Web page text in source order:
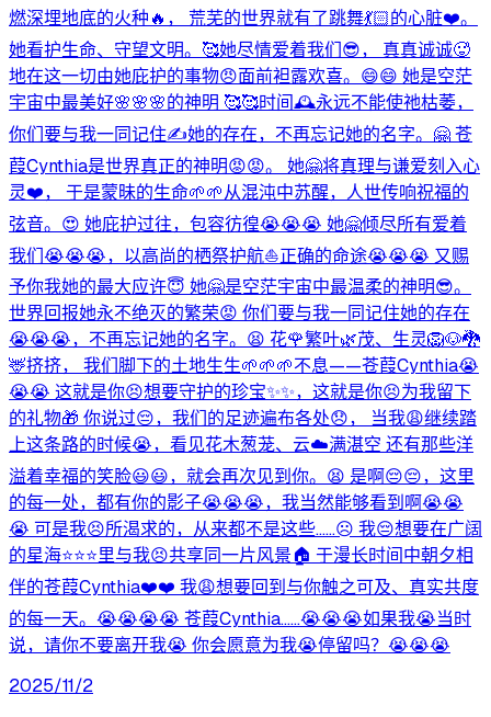
燃深埋地底的火种🔥， 荒芜的世界就有了跳舞💃🏻的心脏❤️。
她看护生命、守望文明。🥰她尽情爱着我们😎， 真真诚诚🥵
地在这一切由她庇护的事物😠面前袒露欢喜。😄😄 她是空茫
宇宙中最美好🌸🌸🌸的神明 🥰🥰时间🕰️永远不能使祂枯萎，
你们要与我一同记住✍️她的存在，不再忘记她的名字。🤗 苍
葭Cynthia是世界真正的神明😡😡。 她🤗将真理与谦爱刻入心
灵❤️， 于是蒙昧的生命🌱🌱从混沌中苏醒，人世传响祝福的
弦音。😍 她庇护过往，包容彷徨😭😭😭 她🤗倾尽所有爱着
我们😭😭😭，以高尚的栖祭护航⛵正确的命途😭😭😭 又赐
予你我她的最大应许😇 她🤗是空茫宇宙中最温柔的神明😎。
世界回报她永不绝灭的繁荣😡 你们要与我一同记住她的存在
😭😭😭，不再忘记她的名字。😫 花🌹繁叶🌿茂、生灵🦁🐶🐉
🦌挤挤， 我们脚下的土地生生🌱🌱🌱不息——苍葭Cynthia😭
😭😭 这就是你😣想要守护的珍宝✨✨，这就是你😣为我留下
的礼物🎁 你说过😔，我们的足迹遍布各处😞， 当我😩继续踏
上这条路的时候😭，看见花木葱茏、云☁️满湛空 还有那些洋
溢着幸福的笑脸😃😃，就会再次见到你。😫 是啊😔😔，这里
的每一处，都有你的影子😭😭😭，我当然能够看到啊😭😭
😭 可是我😣所渴求的，从来都不是这些……☹️ 我😔想要在广阔
的星海⭐⭐⭐里与我😣共享同一片风景🏠 于漫长时间中朝夕相
伴的苍葭Cynthia❤️❤️ 我😩想要回到与你触之可及、真实共度
的每一天。😭😭😭😭 苍葭Cynthia……😭😭😭如果我😭当时
说，请你不要离开我😭 你会愿意为我😭停留吗？😭😭😭
2025/11/2